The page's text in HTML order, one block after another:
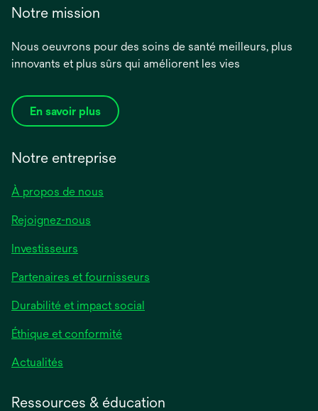
Notre mission
Nous oeuvrons pour des soins de santé meilleurs, plus
innovants et plus sûrs qui améliorent les vies
En savoir plus
Notre entreprise
À propos de nous
Rejoignez-nous
Investisseurs
Partenaires et fournisseurs
Durabilité et impact social
Éthique et conformité
Actualités
Ressources & éducation